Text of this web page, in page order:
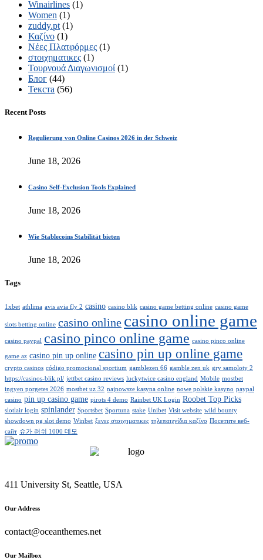
Winairlines (1)
Women (1)
zuddy.pt (1)
Καζίνο (1)
Νέες Πλατφόρμες (1)
στοιχηματικες (1)
Τουρνουά Διαγωνισμοί (1)
Блог (44)
Текста (56)
Recent Posts
Regulierung von Online Casinos 2026 in der Schweiz
June 18, 2026
Casino Self-Exclusion Tools Explained
June 18, 2026
Wie Stablecoins Stabilität bieten
June 18, 2026
Tags
1xbet athlima avis avia fly 2 casino casino blik casino game betting online casino game
slots betting online casino online casino online game
casino paypal casino pinco online game casino pinco online
game az casino pin up online casino pin up online game
crypto casinos código promocional sportium gamblezen 66 gamble zen uk gry samoloty 2
https://casinos-blik.pl/ jettbet casino reviews luckytwice casino england Mobile mostbet
ingyen porgetes 2026 mostbet uz 32 najnowsze kasyna online nowe polskie kasyno paypal
casino pin up casino game pirots 4 demo Rainbet UK Login Roobet Top Picks
slotlair login spinlander Sportsbet Sportuna stake Unibet Visit website wild bounty
showdown pg slot demo Winbet ξενες στοιχηματικες τηλεπαιχνίδια καζίνο Посетите веб-
сайт 슈가 러쉬 1000 데모
411 University St, Seattle, USA
Our Address
contact@oceanthemes.net
Our Mailbox